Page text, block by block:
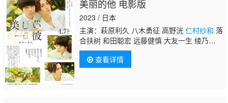
美丽的他 电影版
2023 / 日本
主演：萩原利久 八木勇征 高野洸 仁村纱和 落
合扶树 和田聪宏 远藤健慎 大友一生 绫乃
彩 岩川晴 饭田基祐 金井勇太 前田拳太郎
查看详情